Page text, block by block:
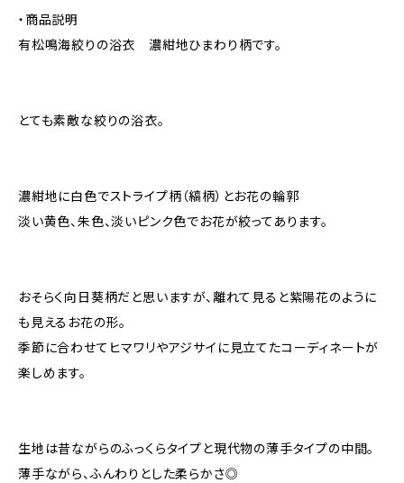
・商品説明
有松鳴海絞りの浴衣 濃紺地ひまわり柄です。
とても素敵な絞りの浴衣。
濃紺地に白色でストライプ柄（縞柄）とお花の輪郭
淡い黄色、朱色、淡いピンク色でお花が絞ってあります。
おそらく向日葵柄だと思いますが、離れて見ると紫陽花のように
も見えるお花の形。
季節に合わせてヒマワリやアジサイに見立てたコーディネートが
楽しめます。
生地は昔ながらのふっくらタイプと現代物の薄手タイプの中間。
薄手ながら、ふんわりとした柔らかさ◎